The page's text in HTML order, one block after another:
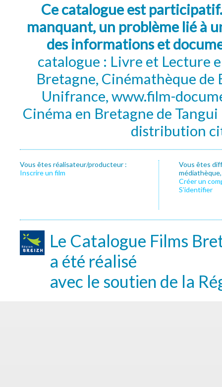
Ce catalogue est
manquant, un problème lié à
des informations et
catalogue : Livre et Lecture
Bretagne, Cinémathèque de
Unifrance, www.film-
Cinéma en Bretagne de
distribution
Vous êtes réalisateur/producteur :
Inscrire un film
Vous êtes
Créer un
S’identifier
Le Catalogue Films
a été réalisé
avec le soutien de la